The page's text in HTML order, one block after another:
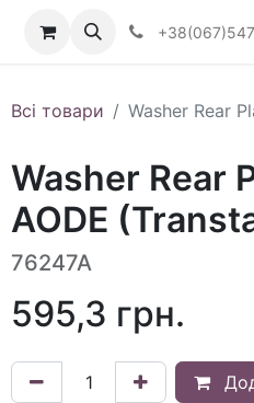
Всі товари Washer Rear
Washer Rear
AODE
76247A
595,3 грн.